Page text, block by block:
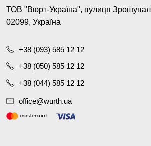
ТОВ "Вюрт-Україна", вулиця
02099, Україна
+38 (093) 585 12 12
+38 (050) 585 12 12
+38 (044) 585 12 12
office@wurth.ua